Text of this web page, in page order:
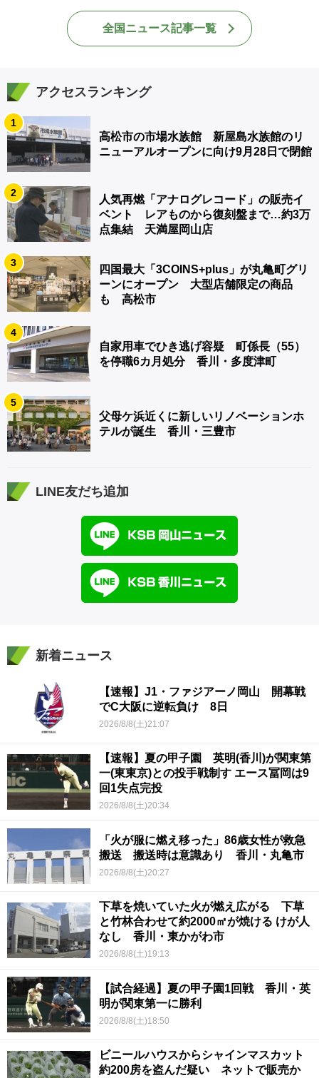
全国ニュース記事一覧
アクセスランキング
1
高松市の市場水族館 新屋島水族館のリ
ニューアルオープンに向け9月28日で閉館
2
人気再燃「アナログレコード」の販売イ
ベント レアものから復刻盤まで…約3万
点集結 天満屋岡山店
3
四国最大「3COINS+plus」が丸亀町グリ
ーンにオープン 大型店舗限定の商品
も 高松市
4
自家用車でひき逃げ容疑 町係長（55）
を停職6カ月処分 香川・多度津町
5
父母ケ浜近くに新しいリノベーションホ
テルが誕生 香川・三豊市
LINE友だち追加
新着ニュース
【速報】J1・ファジアーノ岡山 開幕戦
でC大阪に逆転負け 8日
2026/8/8(土)21:07
【速報】夏の甲子園 英明(香川)が関東第
一(東東京)との投手戦制す エース冨岡は9
回1失点完投
2026/8/8(土)20:34
「火が服に燃え移った」86歳女性が救急
搬送 搬送時は意識あり 香川・丸亀市
2026/8/8(土)20:27
下草を焼いていた火が燃え広がる 下草
と竹林合わせて約2000㎡が焼ける けが人
なし 香川・東かがわ市
2026/8/8(土)19:13
【試合経過】夏の甲子園1回戦 香川・英
明が関東第一に勝利
2026/8/8(土)18:50
ビニールハウスからシャインマスカット
約200房を盗んだ疑い ネットで販売か